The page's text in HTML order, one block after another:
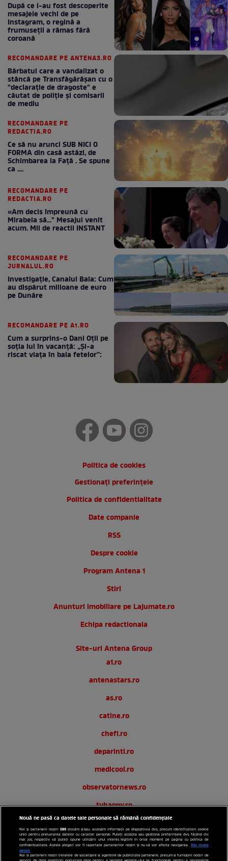
După ce i-au fost descoperite
mesajele vechi de pe
Instagram, o regină a
frumuseții a rămas fără
coroană
RECOMANDARE PE ANTENA3.RO
Bărbatul care a vandalizat o
stâncă pe Transfăgărășan cu o
"declaraţie de dragoste" e
căutat de poliție și comisarii
de mediu
RECOMANDARE PE
REDACTIA.RO
Ce să nu arunci SUB NICI O
FORMA din casă astăzi, de
Schimbarea la Față . Se spune
ca ....
RECOMANDARE PE
REDACTIA.RO
«Am decis împreună cu
Mirabela să..." Mesajul venit
acum. Mii de reactii INSTANT
RECOMANDARE PE
JURNALUL.RO
Investigație, Canalul Bala: Cum
au dispărut milioane de euro
pe Dunăre
RECOMANDARE PE A1.RO
Cum a surprins-o Dani Oțil pe
soția lui în vacanță: „Și-a
riscat viața în baia fetelor”:
Politica de cookies
Gestionați preferințele
Politica de confidentialitate
Date companie
RSS
Despre cookie
Program Antena 1
Stiri
Anunturi imobiliare pe Lajumate.ro
Echipa redactionala
Site-uri Antena Group
a1.ro
antenastars.ro
as.ro
catine.ro
chefi.ro
deparinti.ro
medicool.ro
observatornews.ro
tvhappy.ro
useit.ro
zutv.ro
Nouă ne pasă ca datele tale personale să rămână confidențiale
Noi și partenerii noștri589 stocăm și/sau accesăm informații pe dispozitivul dvs., precum identificatorii cookie
unici pentru prelucrarea datelor cu caracter personal. Puteți accepta sau gestiona preferințele dvs. făcând clic
mai jos, respectiv vă puteți opune utilizării unui interes legitim în orice moment pe pagina cu politica de
confidențialitate. Aceste alegeri vor fi raportate partenerilor noștri și nu vă vor afecta navigarea. Mai multe
detalii
Noi si partenerii nostri (retelele de socializare si agentiile de publicitate partenere, precum si furnizorii nostri de